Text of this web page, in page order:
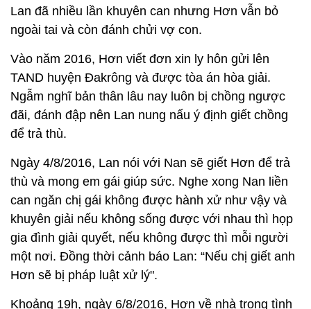
Lan đã nhiều lần khuyên can nhưng Hơn vẫn bỏ
ngoài tai và còn đánh chửi vợ con.
Vào năm 2016, Hơn viết đơn xin ly hôn gửi lên
TAND huyện Đakrông và được tòa án hòa giải.
Ngẫm nghĩ bản thân lâu nay luôn bị chồng ngược
đãi, đánh đập nên Lan nung nấu ý định giết chồng
để trả thù.
Ngày 4/8/2016, Lan nói với Nan sẽ giết Hơn để trả
thù và mong em gái giúp sức. Nghe xong Nan liền
can ngăn chị gái không được hành xử như vậy và
khuyên giải nếu không sống được với nhau thì họp
gia đình giải quyết, nếu không được thì mỗi người
một nơi. Đồng thời cảnh báo Lan: “Nếu chị giết anh
Hơn sẽ bị pháp luật xử lý".
Khoảng 19h, ngày 6/8/2016, Hơn về nhà trong tình